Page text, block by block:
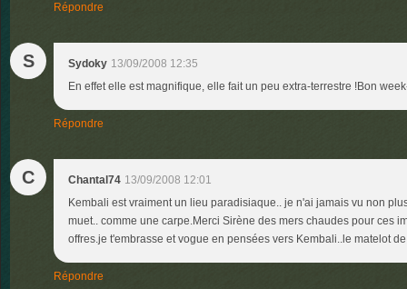
Répondre
S Sydoky 13/09/2008 12:35
En effet elle est magnifique, elle fait un peu extra-terrestre !Bon
Répondre
C Chantal74 13/09/2008 12:01
Kembali est vraiment un lieu paradisiaque.. je n'ai jamais vu non
muet.. comme une carpe.Merci Sirène des mers chaudes pour ces
offres.je t'embrasse et vogue en pensées vers Kembali..le matelot
Répondre